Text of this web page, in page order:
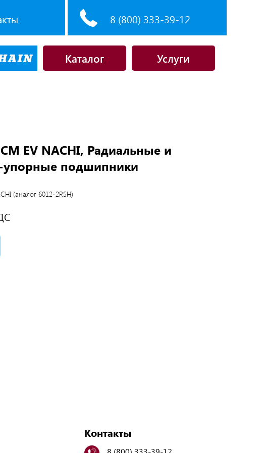
8 (800) 333-39-12
Каталог Услуги
EV NACHI, Радиальные и
упорные подшипники
(аналог 6012-2RSH)
Контакты